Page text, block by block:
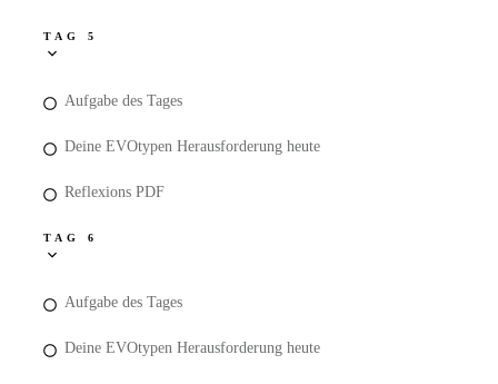
TAG 5
Aufgabe des Tages
Deine EVOtypen Herausforderung heute
Reflexions PDF
TAG 6
Aufgabe des Tages
Deine EVOtypen Herausforderung heute